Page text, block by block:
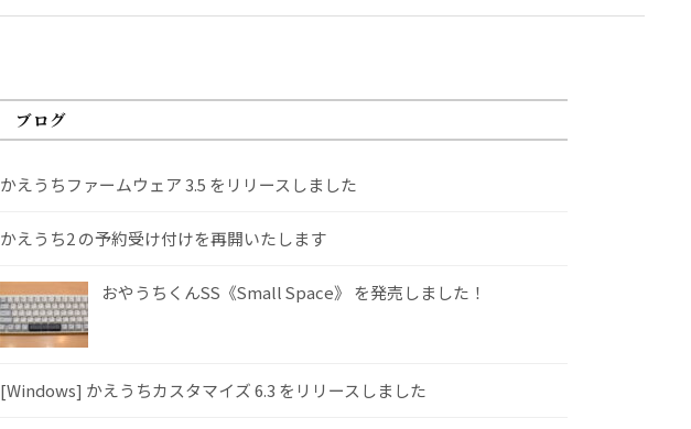
ブログ
かえうちファームウェア 3.5 をリリースしました
かえうち2 の予約受け付けを再開いたします
おやうちくんSS《Small Space》 を発売しました！
[Windows] かえうちカスタマイズ 6.3 をリリースしました